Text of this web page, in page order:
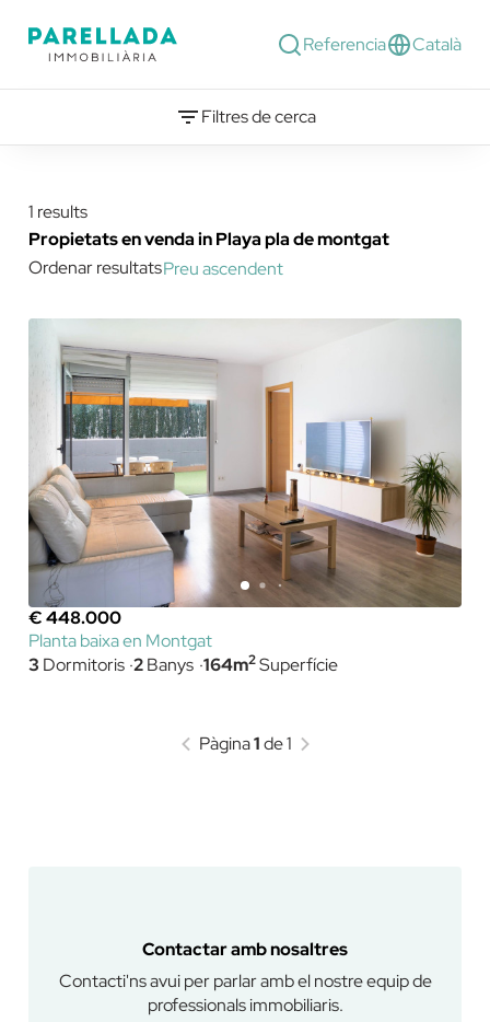
Referencia Català
Filtres de cerca
1 results
Propietats en venda in Playa pla de montgat
Ordenar resultatsPreu ascendent
€ 448.000
Planta baixa en Montgat
3 Dormitoris 2Banys 164m2Superfície
Pàgina1de 1
Contactar amb nosaltres
Contacti'ns avui per parlar amb el nostre equip de
professionals immobiliaris.